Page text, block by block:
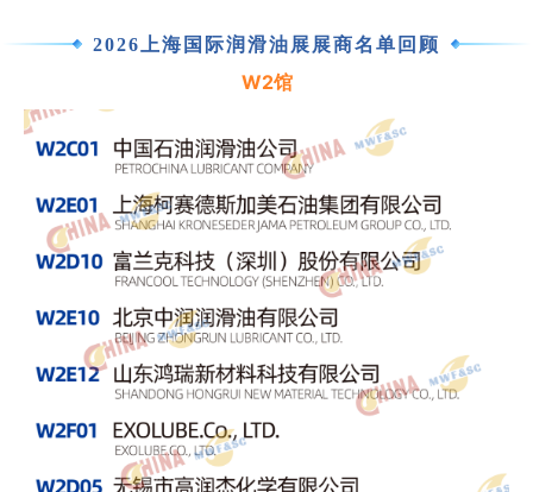
2026上海国际润滑油展展商名单回顾
W2馆